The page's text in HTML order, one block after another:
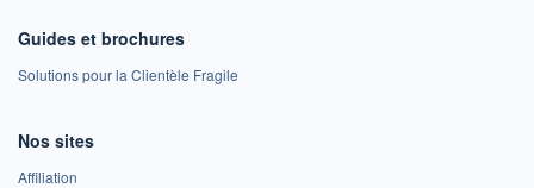
Guides et brochures
Solutions pour la Clientèle Fragile
Nos sites
Affiliation